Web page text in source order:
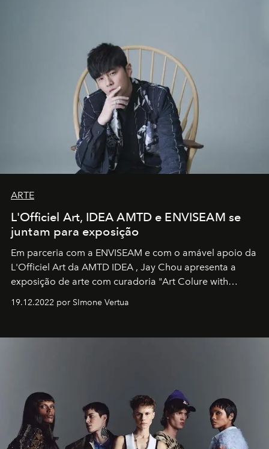
ARTE
L'Officiel Art, IDEA AMTD e ENVISEAM se
juntam para exposição
Em parceria com a ENVISEAM e com o amável apoio da
L'Officiel Art da AMTD IDEA , Jay Chou apresenta a
exposição de arte com curadoria "Art Colure with
19.12.2022 por SImone Vertua